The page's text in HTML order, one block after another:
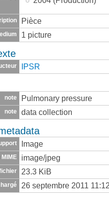
Pièce
1 picture
IPSR
note Pulmonary pressure
note data collection
Image
image/jpeg
23.3 KiB
26 septembre 2011